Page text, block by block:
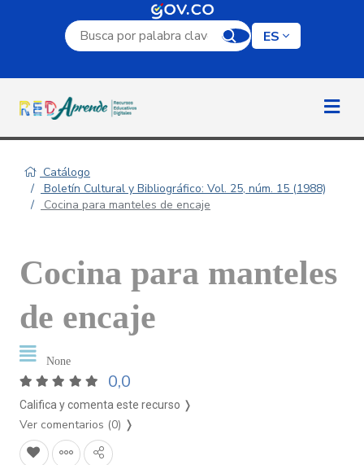
Campo de búsqueda por palabra clave
ES
Catálogo
Boletín Cultural y Bibliográfico: Vol. 25, núm. 15 (1988)
Cocina para manteles de encaje
Cocina para manteles
de encaje
None
0,0
Califica y comenta este recurso ❭
Ver comentarios (0) ❭